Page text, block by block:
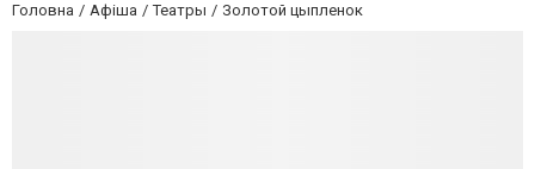
Головна Афіша Театры Золотой цыпленок